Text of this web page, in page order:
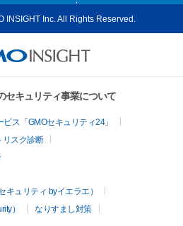
INSIGHT Inc. All Rights Reserved.
セキュリティ事業について
ス「GMOセキュリティ24」
リスク診断
ュリティ byイエラエ）
）
なりすまし対策